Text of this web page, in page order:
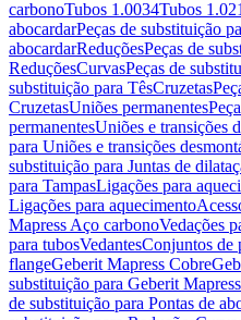
carbonoTubos 1.0034Tubos
abocardarPeças de substituição
abocardarReduçõesPeças de
ReduçõesCurvasPeças de
substituição para TêsCruzetas
CruzetasUniões permanentes
permanentesUniões e transições
para Uniões e transições
substituição para Juntas de
para TampasLigações para
Ligações para aquecimento
Mapress Aço carbonoVedações
para tubosVedantesConjuntos de
flangeGeberit Mapress Cobre
substituição para Geberit
de substituição para Pontas de